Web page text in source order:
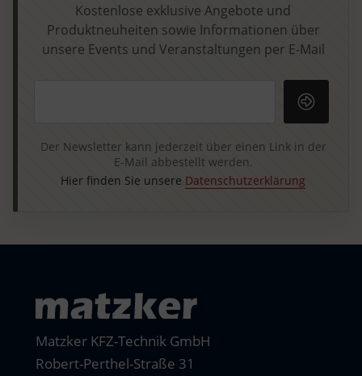
Kostenlose exklusive Angebote und
Produktneuheiten sowie Informationen über
unsere Events und Veranstaltungen per E-Mail
Der Newsletter kann jederzeit über einen Link in der
E-Mail abbestellt werden.
Hier finden Sie unsere Datenschutzerklärung
Matzker KFZ-Technik GmbH
Robert-Perthel-Straße 31